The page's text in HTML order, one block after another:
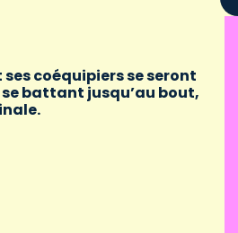
coéquipiers se seront
battant jusqu’au bout,